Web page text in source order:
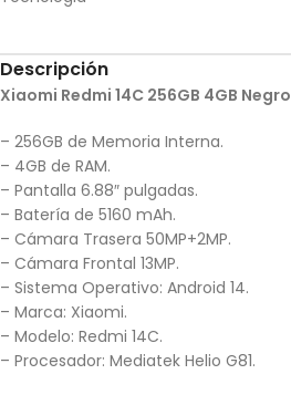
Descripción
Xiaomi Redmi 14C 256GB 4GB Negro
– 256GB de Memoria Interna.
– 4GB de RAM.
– Pantalla 6.88″ pulgadas.
– Batería de 5160 mAh.
– Cámara Trasera 50MP+2MP.
– Cámara Frontal 13MP.
– Sistema Operativo: Android 14.
– Marca: Xiaomi.
– Modelo: Redmi 14C.
– Procesador: Mediatek Helio G81.